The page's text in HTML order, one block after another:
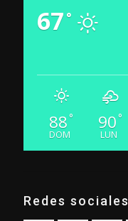
67 °
88 °
DOM
90 °
LUN
Redes sociales